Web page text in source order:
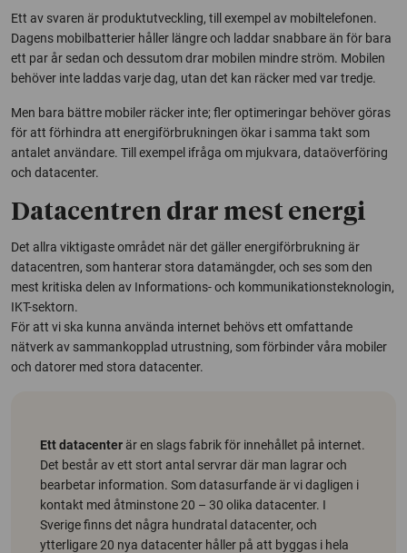
Ett av svaren är produktutveckling, till exempel av mobiltelefonen.
Dagens mobilbatterier håller längre och laddar snabbare än för bara
ett par år sedan och dessutom drar mobilen mindre ström. Mobilen
behöver inte laddas varje dag, utan det kan räcker med var tredje.
Men bara bättre mobiler räcker inte; fler optimeringar behöver göras
för att förhindra att energiförbrukningen ökar i samma takt som
antalet användare. Till exempel ifråga om mjukvara, dataöverföring
och datacenter.
Datacentren drar mest energi
Det allra viktigaste området när det gäller energiförbrukning är
datacentren, som hanterar stora datamängder, och ses som den
mest kritiska delen av Informations- och kommunikationsteknologin,
IKT-sektorn.
För att vi ska kunna använda internet behövs ett omfattande
nätverk av sammankopplad utrustning, som förbinder våra mobiler
och datorer med stora datacenter.
Ett datacenterär en slags fabrik för innehållet på internet.
Det består av ett stort antal servrar där man lagrar och
bearbetar information. Som datasurfande är vi dagligen i
kontakt med åtminstone 20 – 30 olika datacenter. I
Sverige finns det några hundratal datacenter, och
ytterligare 20 nya datacenter håller på att byggas i hela